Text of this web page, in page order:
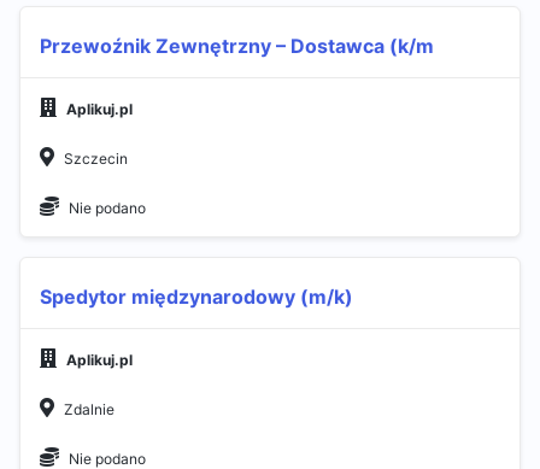
Przewoźnik Zewnętrzny – Dostawca (k/m
Aplikuj.pl
Szczecin
Nie podano
Spedytor międzynarodowy (m/k)
Aplikuj.pl
Zdalnie
Nie podano